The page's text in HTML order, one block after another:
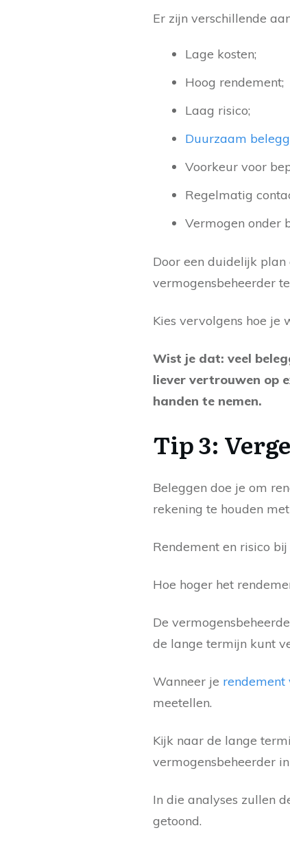
Er zijn verschillende
Lage kosten;
Hoog rendement;
Laag risico;
Duurzaam
Voorkeur voor
Regelmatig
Vermogen onder
Door een duidelijk
vermogensbeheerder
Kies vervolgens hoe je
Wist je dat: veel
liever vertrouwen op
handen te nemen.
Tip 3:
Beleggen doe je om
rekening te houden
Rendement en risico
Hoe hoger het
De
de lange termijn kunt
Wanneer je rendement
meetellen.
Kijk naar de lange
vermogensbeheerder
In die analyses zullen
getoond.